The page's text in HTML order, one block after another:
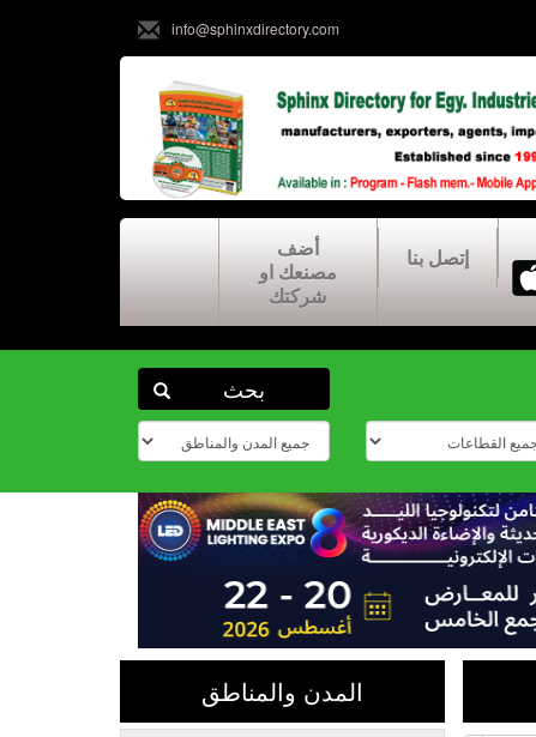
info@sphinxdirectory.com
إتصل بنا
أضف
مصنعك او
شركتك
المدن والمناطق